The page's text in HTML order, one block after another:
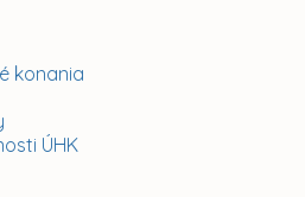
konania
ÚHK